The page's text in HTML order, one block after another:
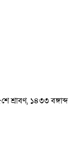
শ্রাবণ, ১৪৩৩ বঙ্গাব্দ